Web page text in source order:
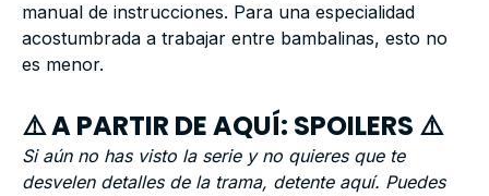
manual de instrucciones. Para una especialidad
acostumbrada a trabajar entre bambalinas, esto no
es menor.
⚠️ A PARTIR DE AQUÍ: SPOILERS ⚠️
Si aún no has visto la serie y no quieres que te
desvelen detalles de la trama, detente aquí. Puedes